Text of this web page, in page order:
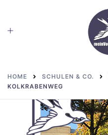
content
Toggle
HOME SCHULEN & CO.
KOLKRABENWEG